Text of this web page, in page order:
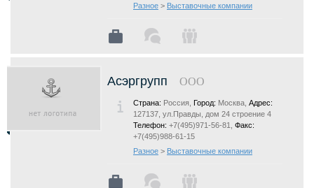
Разное > Выставочные компании
Асэргрупп ООО
Страна: Россия, Город: Москва, Адрес:
127137, ул.Правды, дом 24 строение 4
Телефон: +7(495)971-56-81, Факс:
+7(495)988-61-15
Разное > Выставочные компании